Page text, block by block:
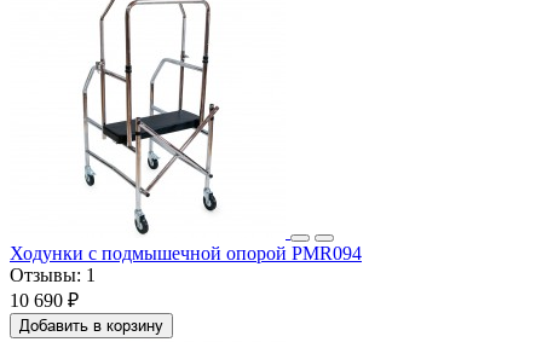
Ходунки с подмышечной опорой PMR094
Отзывы: 1
10 690 ₽
Добавить в корзину